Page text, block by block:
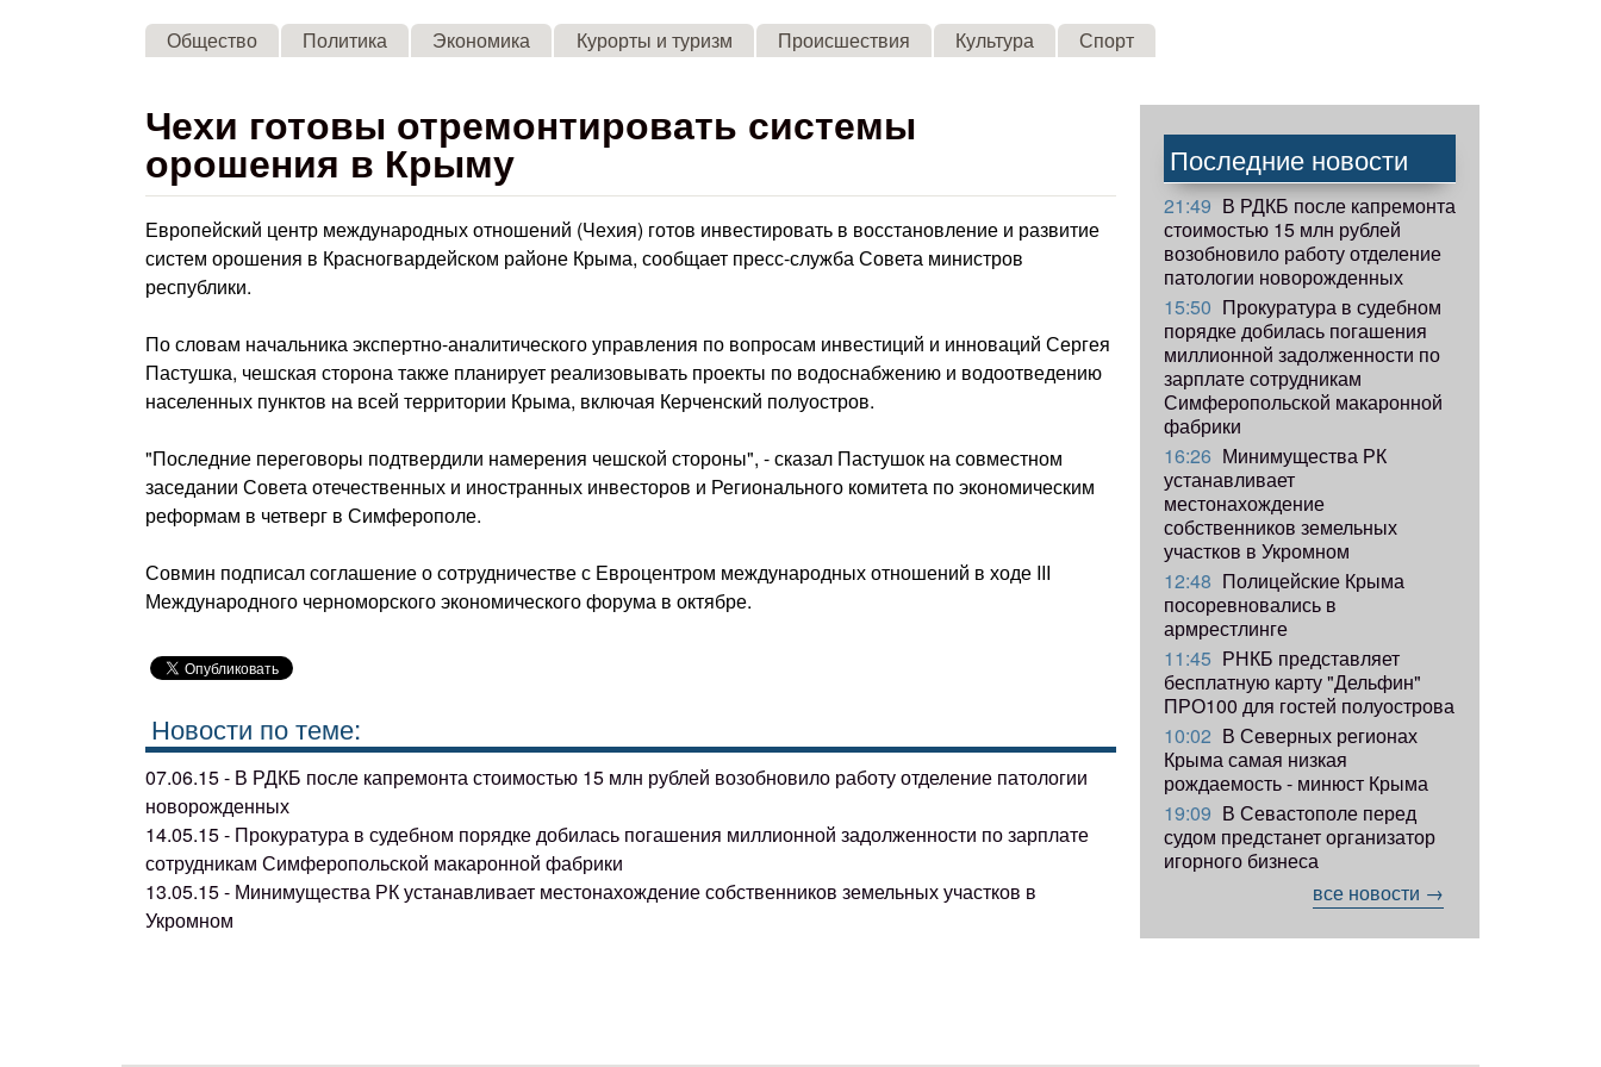
Skip to main content
Общество Политика Экономика Курорты и туризм Происшествия Культура Спорт
Чехи готовы отремонтировать системы
орошения в Крыму
Европейский центр международных отношений (Чехия) готов инвестировать в восстановление и развитие
систем орошения в Красногвардейском районе Крыма, сообщает пресс-служба Совета министров
республики.
По словам начальника экспертно-аналитического управления по вопросам инвестиций и инноваций Сергея
Пастушка, чешская сторона также планирует реализовывать проекты по водоснабжению и водоотведению
населенных пунктов на всей территории Крыма, включая Керченский полуостров.
"Последние переговоры подтвердили намерения чешской стороны", - сказал Пастушок на совместном
заседании Совета отечественных и иностранных инвесторов и Регионального комитета по экономическим
реформам в четверг в Симферополе.
Совмин подписал соглашение о сотрудничестве с Евроцентром международных отношений в ходе III
Международного черноморского экономического форума в октябре.
Новости по теме:
07.06.15 - В РДКБ после капремонта стоимостью 15 млн рублей возобновило работу отделение патологии
новорожденных
14.05.15 - Прокуратура в судебном порядке добилась погашения миллионной задолженности по зарплате
сотрудникам Симферопольской макаронной фабрики
13.05.15 - Минимущества РК устанавливает местонахождение собственников земельных участков в
Укромном
Последние новости
21:49 В РДКБ после капремонта
стоимостью 15 млн рублей
возобновило работу отделение
патологии новорожденных
15:50 Прокуратура в судебном
порядке добилась погашения
миллионной задолженности по
зарплате сотрудникам
Симферопольской макаронной
фабрики
16:26 Минимущества РК
устанавливает
местонахождение
собственников земельных
участков в Укромном
12:48 Полицейские Крыма
посоревновались в
армрестлинге
11:45 РНКБ представляет
бесплатную карту "Дельфин"
ПРО100 для гостей полуострова
10:02 В Северных регионах
Крыма самая низкая
рождаемость - минюст Крыма
19:09 В Севастополе перед
судом предстанет организатор
игорного бизнеса
все новости →